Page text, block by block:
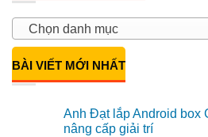
Chọn danh mục
BÀI VIẾT MỚI NHẤT
Anh Đạt lắp Android box
nâng cấp giải trí